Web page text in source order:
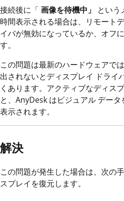
接続後に「 画像を待機中」 という
時間表示される場合は、リモート
イバが無効になっているか、オフ
す。
この問題は最新のハードウェアで
出されないとディスプレイ ドライ
くあります。アクティブなディス
と、AnyDesk はビジュアル デー
表示されます。
解決
この問題が発生した場合は、次の
スプレイを復元します。